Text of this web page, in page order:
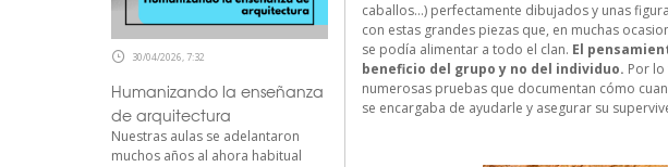
caballos…) perfectamente dibujados y unas
con estas grandes piezas que, en muchas
se podía alimentar a todo el clan. El
beneficio del grupo y no del individuo. Por
numerosas pruebas que documentan cómo
se encargaba de ayudarle y asegurar su
30/04/2026, 7:32
Humanizando la enseñanza
de arquitectura
Nuestras aulas se adelantaron
muchos años al ahora habitual